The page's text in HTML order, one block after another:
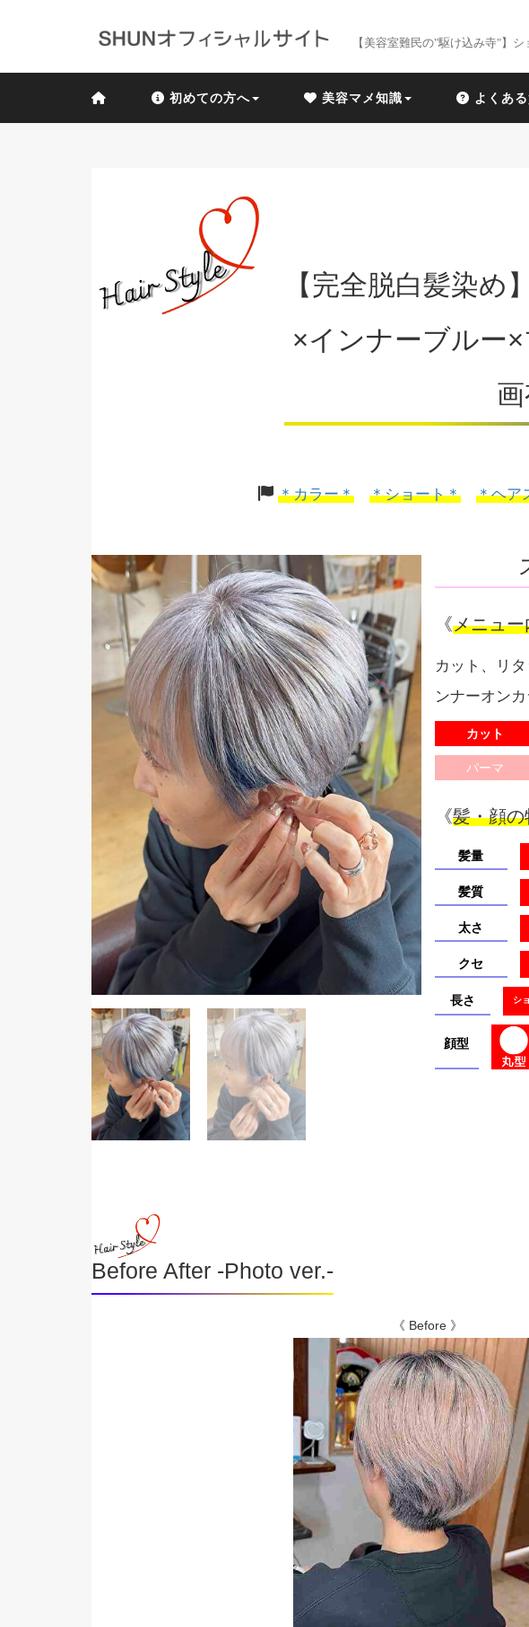
【美容室難民の"駆け込み寺"】
初めての方へ 美容マメ知識 よくあ
【完全脱白髪染め
×インナーブルー
＊カラー＊ ＊ショート＊ ＊ヘア
《メニュー
カット、リ
ンナーオン
カット
パーマ
《髪・顔の
髪量
髪質
太さ
クセ
長さ シ
顔型
Before After -Photo ver.-
《 Before 》